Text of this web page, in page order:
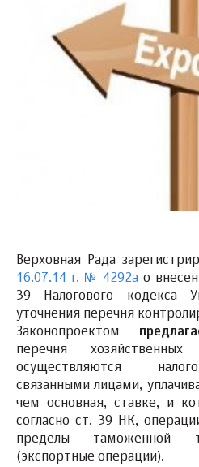
Верховная Рада
16.07.14 г. № 4292а о
39 Налогового кодекса
уточнения перечня
Законопроектом
перечня
осуществляются
связанными лицами,
чем основная, ставке, и
согласно ст. 39 НК,
пределы таможенной
(экспортные операции).